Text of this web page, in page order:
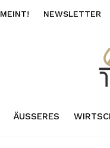
MEINT! NEWSLETTER
ÄUSSERES